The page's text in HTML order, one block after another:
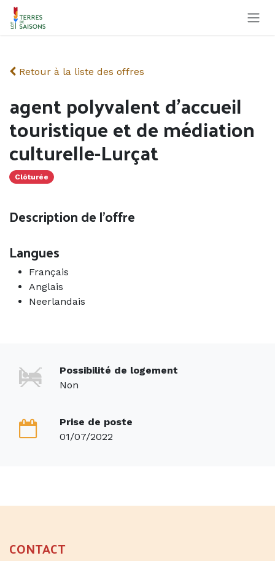
Se rendre au contenu
Retour à la liste des offres
agent polyvalent d'accueil
touristique et de médiation
culturelle-Lurçat
Clôturée
Description de l'offre
Langues
Français
Anglais
Neerlandais
Possibilité de logement
Non
Prise de poste
01/07/2022
CONTACT